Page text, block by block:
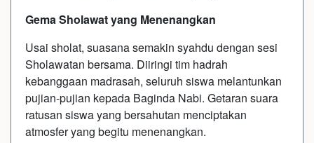
Gema Sholawat yang Menenangkan
Usai sholat, suasana semakin syahdu dengan sesi
Sholawatan bersama. Diiringi tim hadrah
kebanggaan madrasah, seluruh siswa melantunkan
pujian-pujian kepada Baginda Nabi. Getaran suara
ratusan siswa yang bersahutan menciptakan
atmosfer yang begitu menenangkan.